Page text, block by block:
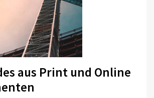
aus Print und Online